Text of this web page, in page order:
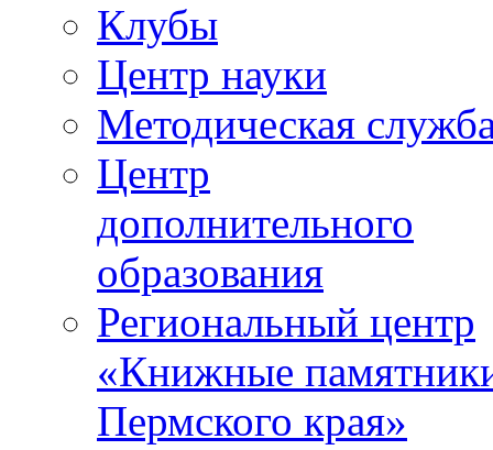
Клубы
Центр науки
Методическая
Центр
дополнительного
образования
Региональный центр
«Книжные
Пермского края»